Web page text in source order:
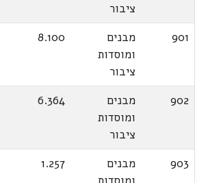
ציבור
901
מבנים
ומוסדות
ציבור
8.100
902
מבנים
ומוסדות
ציבור
6.364
903
מבנים
1.257